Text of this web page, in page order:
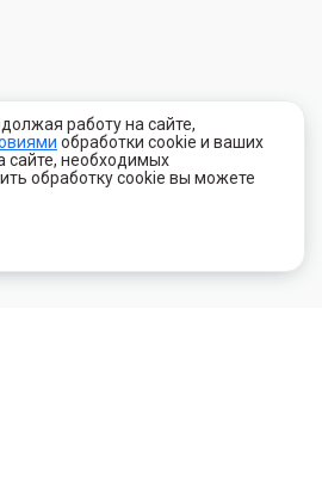
работу на сайте,
обработки cookie и ваших
сайте, необходимых
обработку cookie вы можете